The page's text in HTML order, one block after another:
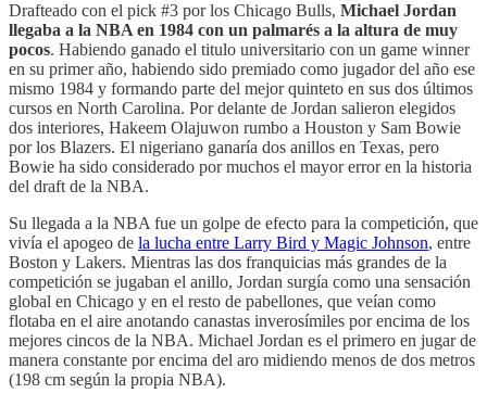
Drafteado con el pick #3 por los Chicago Bulls, Michael Jordan
llegaba a la NBA en 1984 con un palmarés a la altura de muy
pocos. Habiendo ganado el titulo universitario con un game winner
en su primer año, habiendo sido premiado como jugador del año ese
mismo 1984 y formando parte del mejor quinteto en sus dos últimos
cursos en North Carolina. Por delante de Jordan salieron elegidos
dos interiores, Hakeem Olajuwon rumbo a Houston y Sam Bowie
por los Blazers. El nigeriano ganaría dos anillos en Texas, pero
Bowie ha sido considerado por muchos el mayor error en la historia
del draft de la NBA.
Su llegada a la NBA fue un golpe de efecto para la competición, que
vivía el apogeo de la lucha entre Larry Bird y Magic Johnson, entre
Boston y Lakers. Mientras las dos franquicias más grandes de la
competición se jugaban el anillo, Jordan surgía como una sensación
global en Chicago y en el resto de pabellones, que veían como
flotaba en el aire anotando canastas inverosímiles por encima de los
mejores cincos de la NBA. Michael Jordan es el primero en jugar de
manera constante por encima del aro midiendo menos de dos metros
(198 cm según la propia NBA).